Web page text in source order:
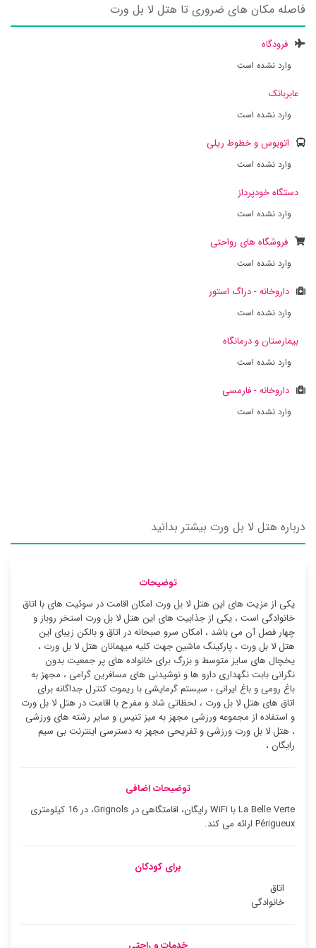
فاصله مکان های ضروری تا هتل لا بل ورت
فرودگاه
وارد نشده است
عابربانک
وارد نشده است
اتوبوس و خطوط ریلی
وارد نشده است
دستگاه خودپرداز
وارد نشده است
فروشگاه های رواحتی
وارد نشده است
داروخانه - دراگ استور
وارد نشده است
بیمارستان و درمانگاه
وارد نشده است
داروخانه - فارمسی
وارد نشده است
درباره هتل لا بل ورت بیشتر بدانید
توضیحات
یکی از مزیت های این هتل لا بل ورت امکان اقامت در سوئیت ‌های با اتاق
خانوادگی است ، یکی از جذابیت های این هتل لا بل ورت استخر روباز و
چهار فصل آن می باشد ، امکان سرو صبحانه در اتاق و بالکن زیبای این
هتل لا بل ورت ، پارکینگ ماشین جهت کلیه میهمانان هتل لا بل ورت ،
یخچال های سایز متوسط و بزرگ برای خانواده های پر جمعیت بدون
نگرانی بابت نگهداری دارو ها و نوشیدنی های مسافرین گرامی ، مجهز به
باغ رومی و باغ ایرانی ، سیستم گرمایشی با ریموت کنترل جداگانه برای
اتاق های هتل لا بل ورت ، لحظاتی شاد و مفرح با اقامت در هتل لا بل ورت
و استفاده از مجموعه ورزشی مجهز به میز تنیس و سایر رشته های ورزشی
، هتل لا بل ورت ورزشی و تفریحی مجهز به دسترسی اینترنت بی سیم
رایگان ،
توضیحات اضافی
La Belle Verte با WiFi رایگان، اقامتگاهی در Grignols، در 16 کیلومتری
Périgueux ارائه می کند.
برای کودکان
اتاق
خانوادگی